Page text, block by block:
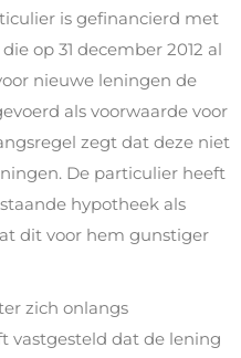
is gefinancierd met
op 31 december 2012 al
nieuwe leningen de
als voorwaarde voor
zegt dat deze niet
De particulier heeft
hypotheek als
dit voor hem gunstiger
zich onlangs
vastgesteld dat de lening